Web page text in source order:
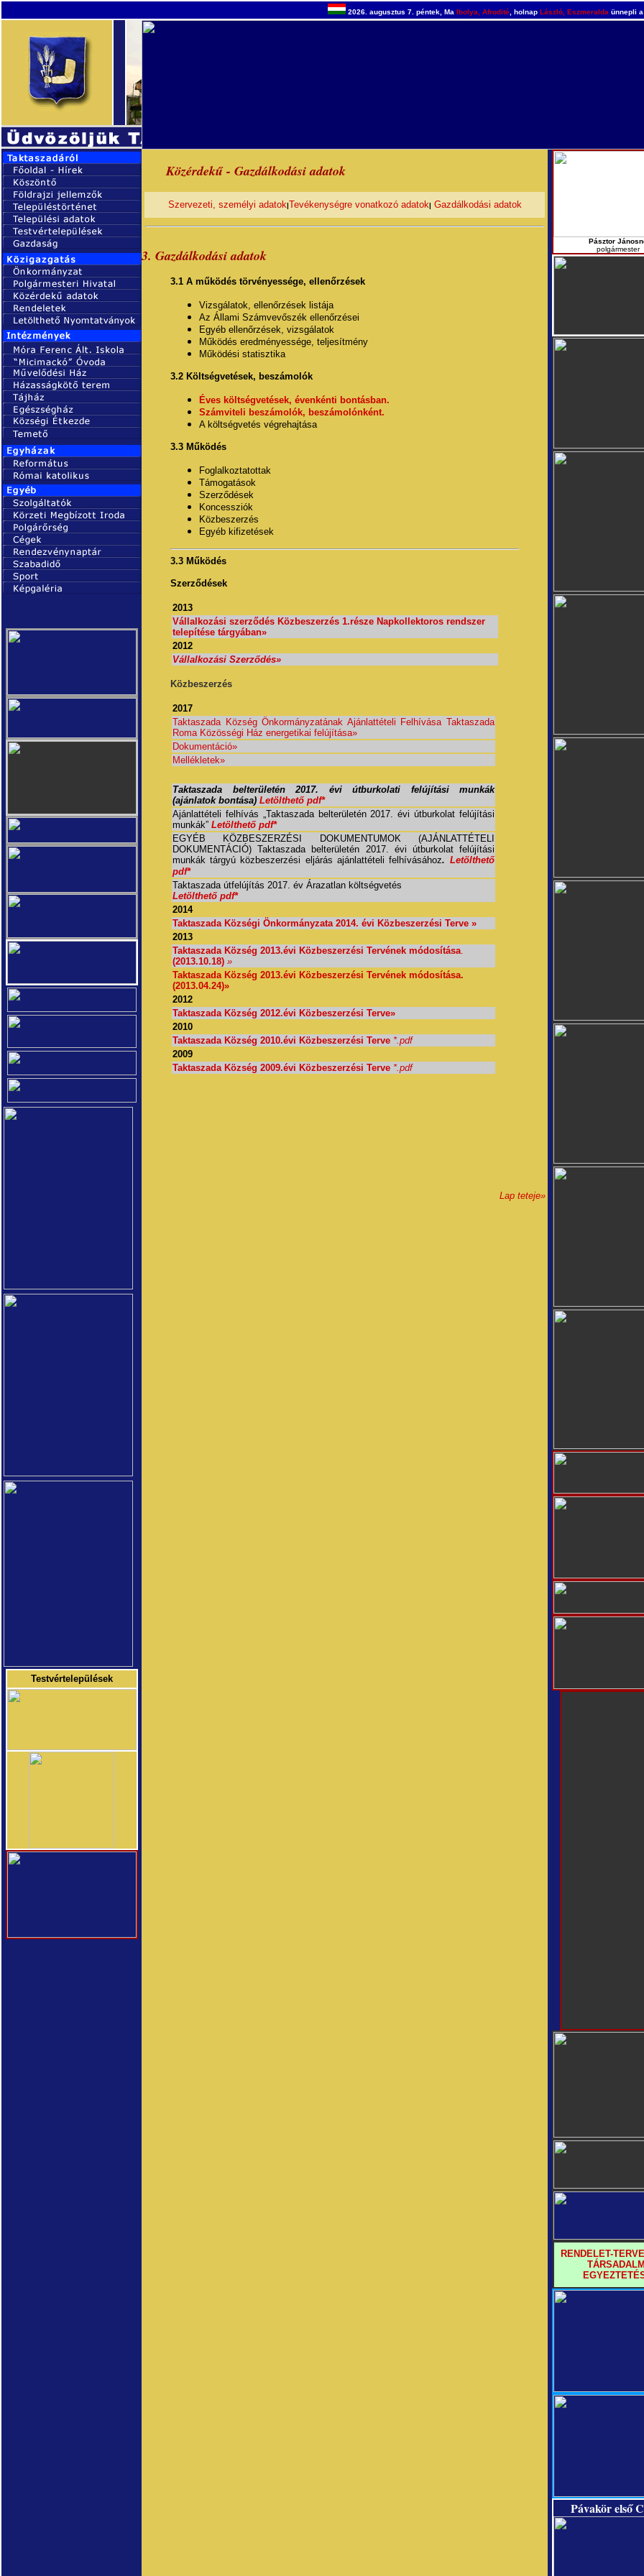
2026. augusztus 7. péntek, Ma Ibolya, Afrodité , holnap László, Eszmeralda ünnepli
Testvértelepülések
Közérdekű - Gazdálkodási adatok
Szervezeti, személyi adatok|Tevékenységre vonatkozó adatok| Gazdálkodási adatok
3. Gazdálkodási adatok
3.1 A működés törvényessége, ellenőrzések
Vizsgálatok, ellenőrzések listája
Az Állami Számvevőszék ellenőrzései
Egyéb ellenőrzések, vizsgálatok
Működés eredményessége, teljesítmény
Működési statisztika
3.2 Költségvetések, beszámolók
Éves költségvetések, évenkénti bontásban.
Számviteli beszámolók, beszámolónként.
A költségvetés végrehajtása
3.3 Működés
Foglalkoztatottak
Támogatások
Szerződések
Koncessziók
Közbeszerzés
Egyéb kifizetések
3.3 Működés
Szerződések
2013
Vállalkozási szerződés Közbeszerzés 1.része Napkollektoros rendszer
telepítése tárgyában»
2012
Vállalkozási Szerződés»
Közbeszerzés
2017
Taktaszada Község Önkormányzatának Ajánlattételi Felhívása Taktaszada
Roma Közösségi Ház energetikai felújítása»
Dokumentáció»
Mellékletek»
Taktaszada belterületén 2017. évi útburkolati felújítási munkák
(ajánlatok bontása) Letölthető pdf*
Ajánlattételi felhívás „Taktaszada belterületén 2017. évi útburkolat felújítási
munkák” Letölthető pdf*
EGYÉB KÖZBESZERZÉSI DOKUMENTUMOK (AJÁNLATTÉTELI
DOKUMENTÁCIÓ)Taktaszada belterületén 2017. évi útburkolat felújítási
munkák tárgyú közbeszerzési eljárás ajánlattételi felhívásához. Letölthető
pdf*
Taktaszada útfelújítás 2017. év Árazatlan költségvetés
Letölthető pdf*
2014
Taktaszada Községi Önkormányzata 2014. évi Közbeszerzési Terve »
2013
Taktaszada Község 2013.évi Közbeszerzési Tervének módosítása.
(2013.10.18) »
Taktaszada Község 2013.évi Közbeszerzési Tervének módosítása.
(2013.04.24)»
2012
Taktaszada Község 2012.évi Közbeszerzési Terve»
2010
Taktaszada Község 2010.évi Közbeszerzési Terve *.pdf
2009
Taktaszada Község 2009.évi Közbeszerzési Terve *.pdf
Lap teteje»
Pásztor
polgármester
RENDELET-
TÁRSADALMI
Pávakör első